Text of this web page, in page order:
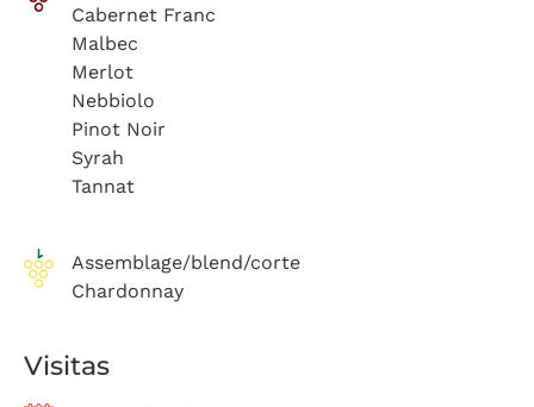
Cabernet Franc
Malbec
Merlot
Nebbiolo
Pinot Noir
Syrah
Tannat
Assemblage/blend/corte
Chardonnay
Visitas